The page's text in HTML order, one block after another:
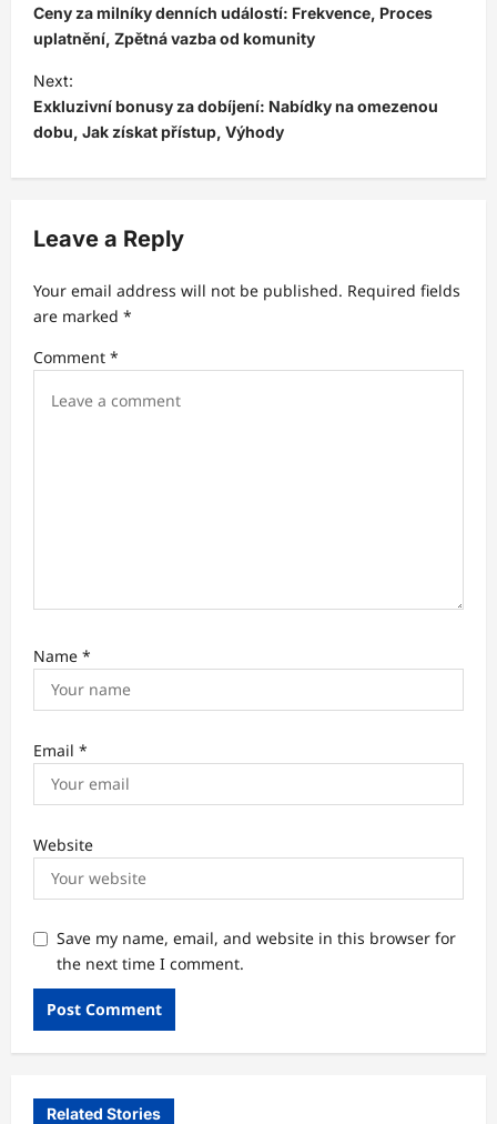
o
s
t
n
a
v
g
a
t
i
Ceny za milníky denních událostí: Frekvence, Proces
uplatnění, Zpětná vazba od komunity
Next:
Exkluzivní bonusy za dobíjení: Nabídky na omezenou
dobu, Jak získat přístup, Výhody
Leave a Reply
Your email address will not be published. Required fields
are marked *
Comment *
Name *
Email *
Website
Save my name, email, and website in this browser for
the next time I comment.
Related Stories